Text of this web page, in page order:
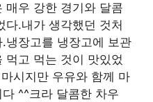
매우 강한 경기와 달콤
다.내가 생각했던 것처
냉장고를 냉장고에 보관
먹고 먹는 것이 맛있었
시지만 우유와 함께 마
^^크라 달콤한 차우